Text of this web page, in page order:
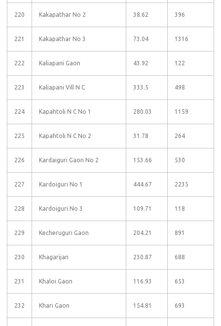
220 Kakapathar No 2 38.62 396
221 Kakapathar No 3 73.04 1316
222 Kaliapani Gaon 43.92 122
223 Kaliapani Vill N C 333.5 498
224 Kapahtoli N C No 1 280.03 1159
225 Kapahtoli N C No 2 31.78 264
226 Kardaiguri Gaon No 2 153.66 530
227 Kardoiguri No 1 444.67 2235
228 Kardoiguri No 3 109.71 118
229 Kecheruguri Gaon 204.21 891
230 Khagarijan 230.87 688
231 Khaloi Gaon 116.93 653
232 Khari Gaon 154.81 693